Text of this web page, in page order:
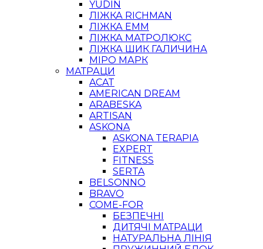
YUDIN
ЛІЖКА RICHMAN
ЛІЖКА ЕММ
ЛІЖКА МАТРОЛЮКС
ЛІЖКА ШИК ГАЛИЧИНА
МІРО МАРК
МАТРАЦИ
ACAT
AMERICAN DREAM
ARABESKA
ARTISAN
ASKONA
ASKONA TERAPIA
EXPERT
FITNESS
SERTA
BELSONNO
BRAVO
COME-FOR
БЕЗПЕЧНІ
ДИТЯЧІ МАТРАЦИ
НАТУРАЛЬНА ЛІНІЯ